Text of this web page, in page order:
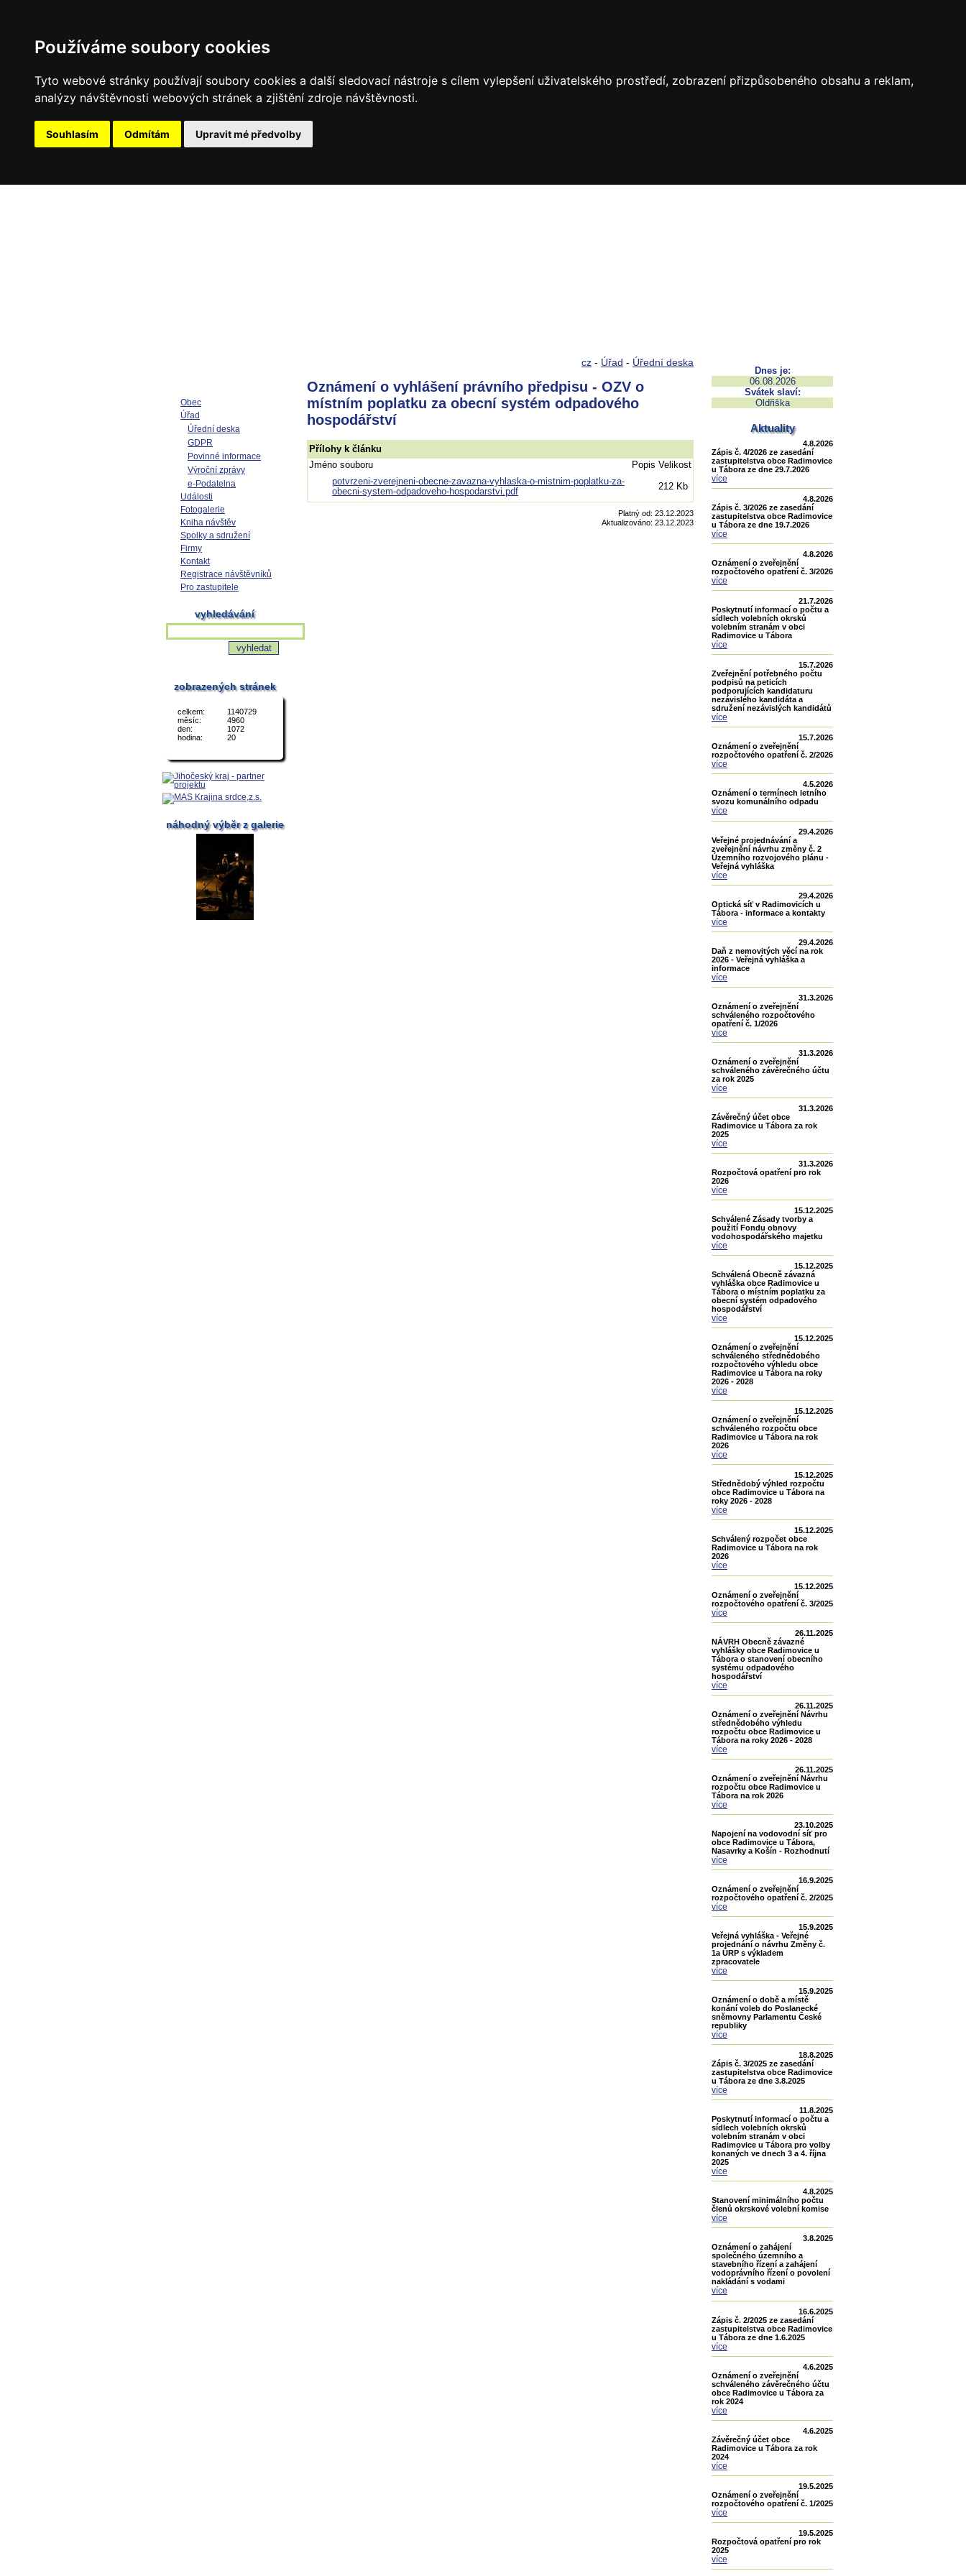
Používáme soubory cookies
Tyto webové stránky používají soubory cookies a další sledovací nástroje s cílem vylepšení uživatelského prostředí, zobrazení přizpůsobeného obsahu a reklam,
analýzy návštěvnosti webových stránek a zjištění zdroje návštěvnosti.
Souhlasím Odmítám Upravit mé předvolby
Obec
Úřad
Úřední deska
GDPR
Povinné informace
Výroční zprávy
e-Podatelna
Události
Fotogalerie
Kniha návštěv
Spolky a sdružení
Firmy
Kontakt
Registrace návštěvníků
Pro zastupitele
vyhledávání
zobrazených stránek
celkem:
1140729
měsíc:
4960
den:
1072
hodina:
20
náhodný výběr z galerie
cz - Úřad - Úřední deska
Oznámení o vyhlášení právního předpisu - OZV o
místním poplatku za obecní systém odpadového
hospodářství
Přílohy k článku
Jméno souboru
Popis Velikost
potvrzeni-zverejneni-obecne-zavazna-vyhlaska-o-mistnim-poplatku-za-
obecni-system-odpadoveho-hospodarstvi.pdf
212 Kb
Platný od: 23.12.2023
Aktualizováno: 23.12.2023
Dnes je:
06.08.2026
Svátek slaví:
Oldřiška
Aktuality
4.8.2026
Zápis č. 4/2026 ze zasedání
zastupitelstva obce Radimovice
u Tábora ze dne 29.7.2026
více
4.8.2026
Zápis č. 3/2026 ze zasedání
zastupitelstva obce Radimovice
u Tábora ze dne 19.7.2026
více
4.8.2026
Oznámení o zveřejnění
rozpočtového opatření č. 3/2026
více
21.7.2026
Poskytnutí informací o počtu a
sídlech volebních okrsků
volebním stranám v obci
Radimovice u Tábora
více
15.7.2026
Zveřejnění potřebného počtu
podpisů na peticích
podporujících kandidaturu
nezávislého kandidáta a
sdružení nezávislých kandidátů
více
15.7.2026
Oznámení o zveřejnění
rozpočtového opatření č. 2/2026
více
4.5.2026
Oznámení o termínech letního
svozu komunálního odpadu
více
29.4.2026
Veřejné projednávání a
zveřejnění návrhu změny č. 2
Územního rozvojového plánu -
Veřejná vyhláška
více
29.4.2026
Optická síť v Radimovicích u
Tábora - informace a kontakty
více
29.4.2026
Daň z nemovitých věcí na rok
2026 - Veřejná vyhláška a
informace
více
31.3.2026
Oznámení o zveřejnění
schváleného rozpočtového
opatření č. 1/2026
více
31.3.2026
Oznámení o zveřejnění
schváleného závěrečného účtu
za rok 2025
více
31.3.2026
Závěrečný účet obce
Radimovice u Tábora za rok
2025
více
31.3.2026
Rozpočtová opatření pro rok
2026
více
15.12.2025
Schválené Zásady tvorby a
použití Fondu obnovy
vodohospodářského majetku
více
15.12.2025
Schválená Obecně závazná
vyhláška obce Radimovice u
Tábora o místním poplatku za
obecní systém odpadového
hospodářství
více
15.12.2025
Oznámení o zveřejnění
schváleného střednědobého
rozpočtového výhledu obce
Radimovice u Tábora na roky
2026 - 2028
více
15.12.2025
Oznámení o zveřejnění
schváleného rozpočtu obce
Radimovice u Tábora na rok
2026
více
15.12.2025
Střednědobý výhled rozpočtu
obce Radimovice u Tábora na
roky 2026 - 2028
více
15.12.2025
Schválený rozpočet obce
Radimovice u Tábora na rok
2026
více
15.12.2025
Oznámení o zveřejnění
rozpočtového opatření č. 3/2025
více
26.11.2025
NÁVRH Obecně závazné
vyhlášky obce Radimovice u
Tábora o stanovení obecního
systému odpadového
hospodářství
více
26.11.2025
Oznámení o zveřejnění Návrhu
střednědobého výhledu
rozpočtu obce Radimovice u
Tábora na roky 2026 - 2028
více
26.11.2025
Oznámení o zveřejnění Návrhu
rozpočtu obce Radimovice u
Tábora na rok 2026
více
23.10.2025
Napojení na vodovodní síť pro
obce Radimovice u Tábora,
Nasavrky a Košín - Rozhodnutí
více
16.9.2025
Oznámení o zveřejnění
rozpočtového opatření č. 2/2025
více
15.9.2025
Veřejná vyhláška - Veřejné
projednání o návrhu Změny č.
1a ÚRP s výkladem
zpracovatele
více
15.9.2025
Oznámení o době a místě
konání voleb do Poslanecké
sněmovny Parlamentu České
republiky
více
18.8.2025
Zápis č. 3/2025 ze zasedání
zastupitelstva obce Radimovice
u Tábora ze dne 3.8.2025
více
11.8.2025
Poskytnutí informací o počtu a
sídlech volebních okrsků
volebním stranám v obci
Radimovice u Tábora pro volby
konaných ve dnech 3 a 4. října
2025
více
4.8.2025
Stanovení minimálního počtu
členů okrskové volební komise
více
3.8.2025
Oznámení o zahájení
společného územního a
stavebního řízení a zahájení
vodoprávního řízení o povolení
nakládání s vodami
více
16.6.2025
Zápis č. 2/2025 ze zasedání
zastupitelstva obce Radimovice
u Tábora ze dne 1.6.2025
více
4.6.2025
Oznámení o zveřejnění
schváleného závěrečného účtu
obce Radimovice u Tábora za
rok 2024
více
4.6.2025
Závěrečný účet obce
Radimovice u Tábora za rok
2024
více
19.5.2025
Oznámení o zveřejnění
rozpočtového opatření č. 1/2025
více
19.5.2025
Rozpočtová opatření pro rok
2025
více